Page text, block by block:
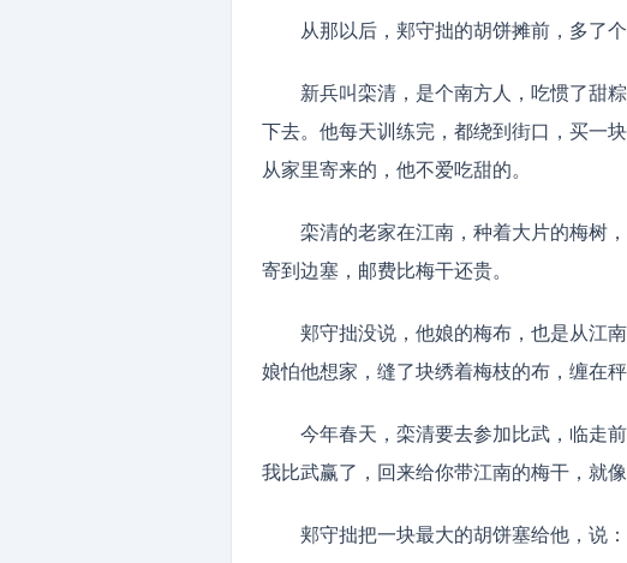
从那以后，郏守拙的胡饼摊前，多了个
新兵叫栾清，是个南方人，吃惯了甜
下去。他每天训练完，都绕到街口，买一
从家里寄来的，他不爱吃甜的。
栾清的老家在江南，种着大片的梅树
寄到边塞，邮费比梅干还贵。
郏守拙没说，他娘的梅布，也是从江
娘怕他想家，缝了块绣着梅枝的布，缠在
今年春天，栾清要去参加比武，临走
我比武赢了，回来给你带江南的梅干，就
郏守拙把一块最大的胡饼塞给他，说